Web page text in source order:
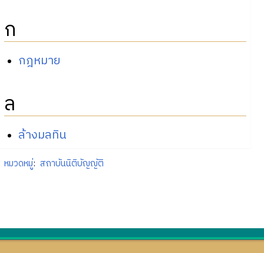
ก
กฎหมาย
ล
ล้างมลทิน
หมวดหมู่: สถาบันนิติบัญญัติ